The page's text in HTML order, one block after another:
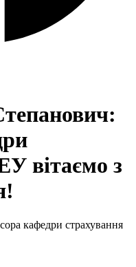
вітаємо з
кафедри страхування